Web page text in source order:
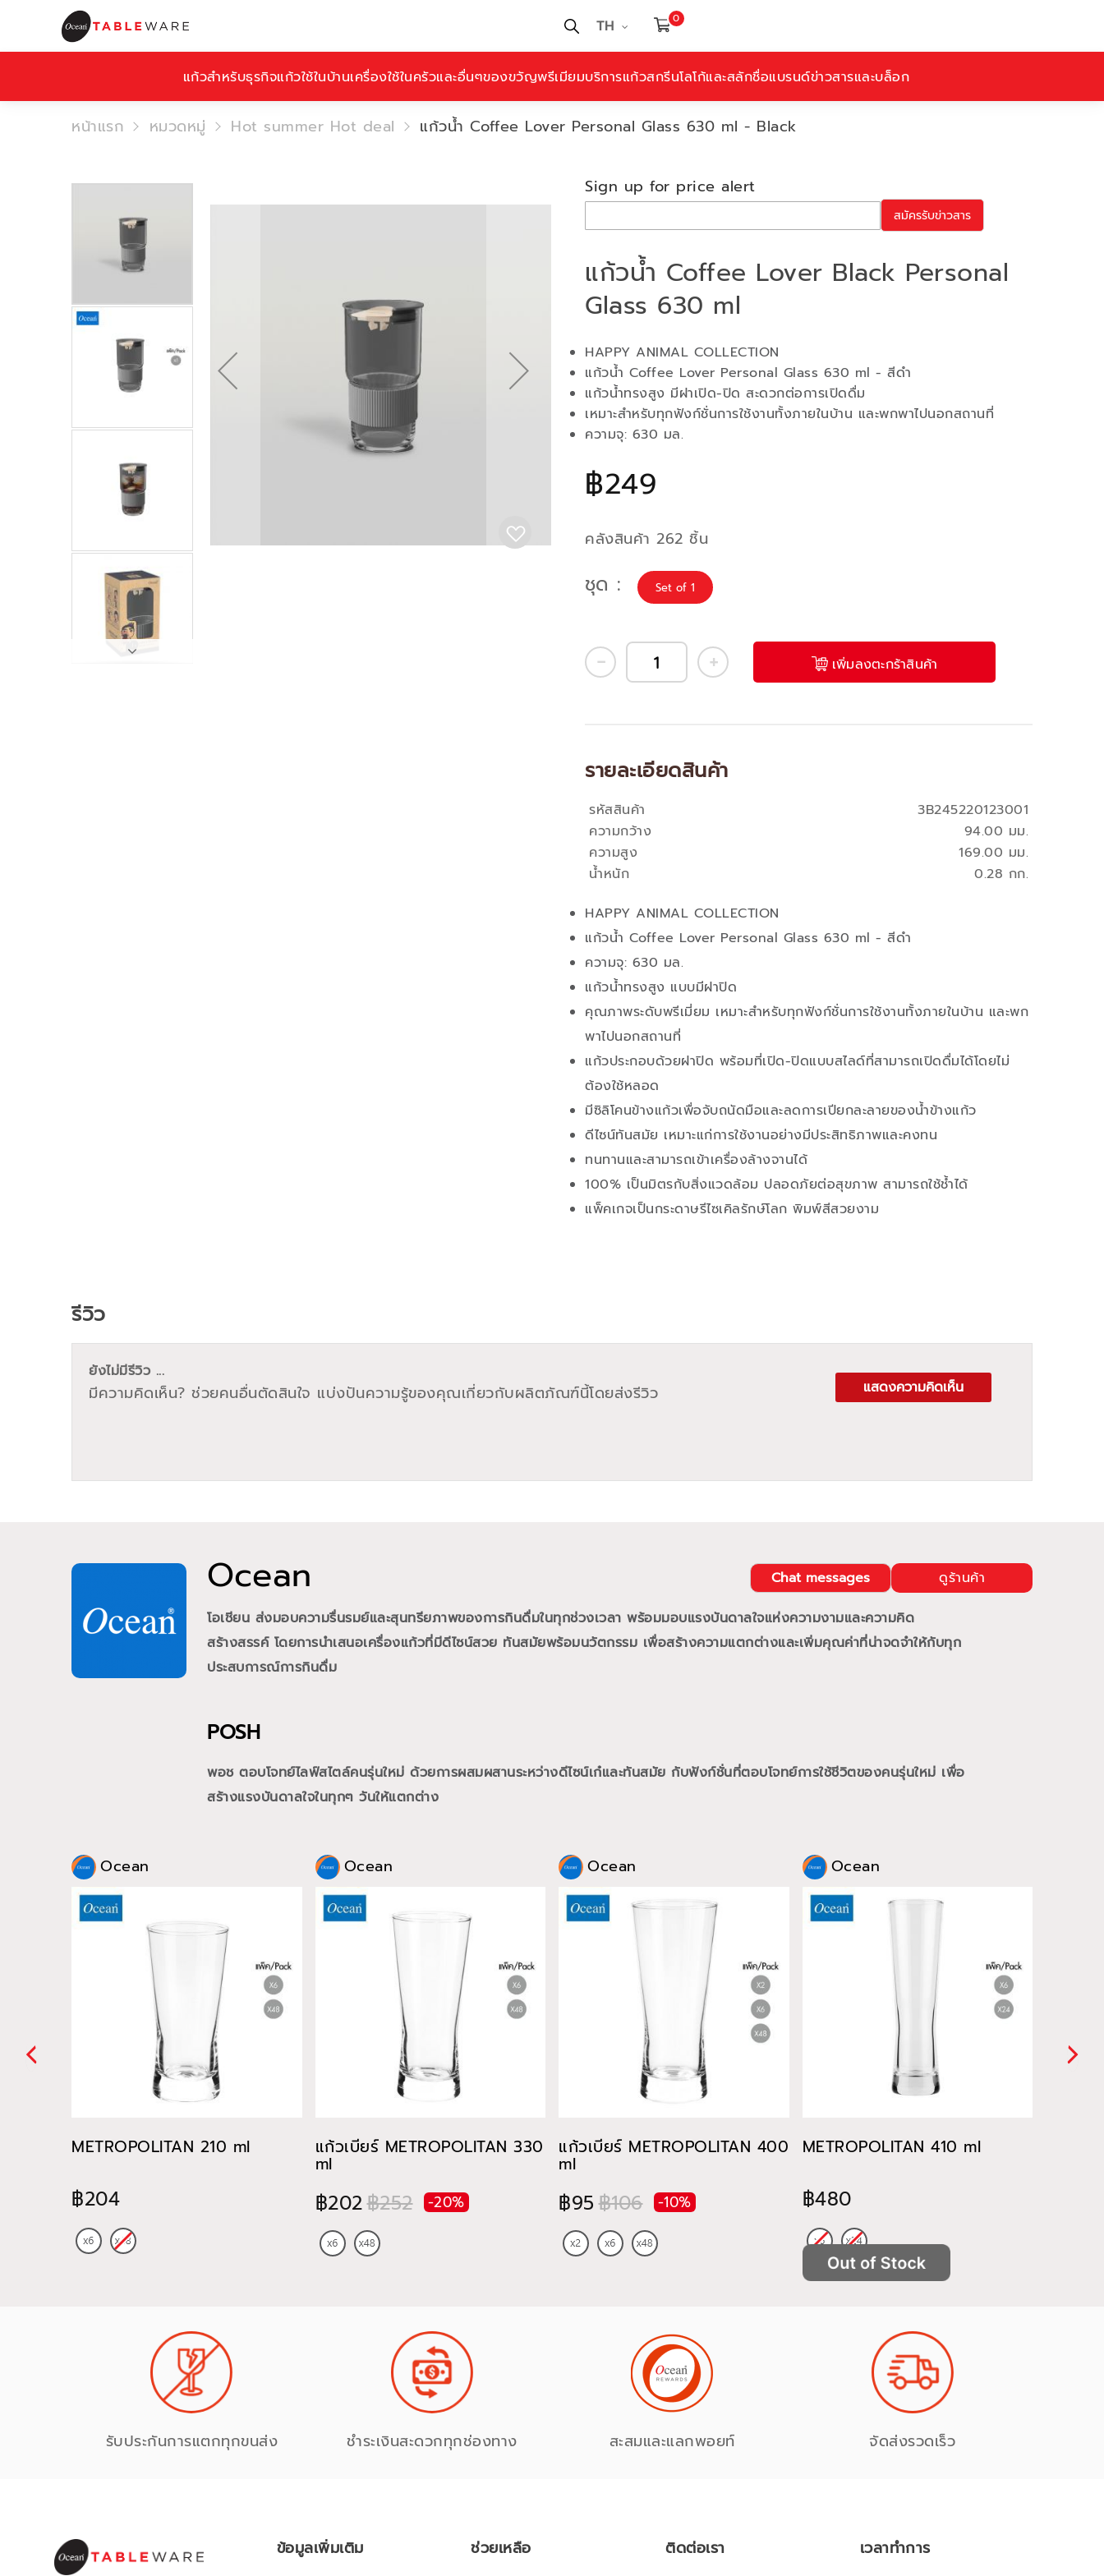
TH 0
แก้วสำหรับธุรกิจแก้วใช้ในบ้านเครื่องใช้ในครัวและอื่นๆของขวัญพรีเมียมบริการแก้วสกรีนโลโก้และสลักชื่อแบรนด์ข่าวสารและบล็อก
หน้าแรก หมวดหมู่ Hot summer Hot deal แก้วน้ำ Coffee Lover Personal Glass 630 ml - Black
แก้วน้ำ Coffee Lover Black Personal
Glass 630 ml
฿249
คลังสินค้า 262 ชิ้น
HAPPY ANIMAL COLLECTION
แก้วน้ำ Coffee Lover Personal Glass 630 ml - สีดำ
แก้วน้ำทรงสูง มีฝาเปิด-ปิด สะดวกต่อการเปิดดื่ม
เหมาะสำหรับทุกฟังก์ชั่นการใช้งานทั้งภายในบ้าน และพกพาไปนอกสถานที่
ความจุ: 630 มล.
Sign up for price alert
สมัครรับข่าวสาร
ชุด Set of 1
เพิ่มลงตะกร้าสินค้า
HAPPY ANIMAL COLLECTION
แก้วน้ำ Coffee Lover Personal Glass 630 ml - สีดำ
ความจุ: 630 มล.
แก้วน้ำทรงสูง แบบมีฝาปิด
คุณภาพระดับพรีเมี่ยม เหมาะสำหรับทุกฟังก์ชั่นการใช้งานทั้งภายในบ้าน และพก
พาไปนอกสถานที่
แก้วประกอบด้วยฝาปิด พร้อมที่เปิด-ปิดแบบสไลด์ที่สามารถเปิดดื่มได้โดยไม่
ต้องใช้หลอด
มีซิลิโคนข้างแก้วเพื่อจับถนัดมือและลดการเปียกละลายของน้ำข้างแก้ว
ดีไซน์ทันสมัย เหมาะแก่การใช้งานอย่างมีประสิทธิภาพและคงทน
ทนทานและสามารถเข้าเครื่องล้างจานได้
100% เป็นมิตรกับสิ่งแวดล้อม ปลอดภัยต่อสุขภาพ สามารถใช้ช้ำได้
แพ็คเกจเป็นกระดาษรีไซเคิลรักษ์โลก พิมพ์สีสวยงาม
รายละเอียดสินค้า
คุณสมบัติ
ความสูง 169.00 มม.
รหัสสินค้า 3B245220123001
น้ำหนัก 0.28 กก.
ความกว้าง 94.00 มม.
Ocean ดูร้านค้า
Chat messages
โอเชียน ส่งมอบความรื่นรมย์และสุนทรียภาพของการกินดื่มในทุกช่วงเวลา พร้อมมอบแรงบันดาลใจแห่งความงามและความคิด
สร้างสรรค์ โดยการนำเสนอเครื่องแก้วที่มีดีไซน์สวย ทันสมัยพร้อมนวัตกรรม เพื่อสร้างความแตกต่างและเพิ่มคุณค่าที่น่าจดจำให้กับทุก
ประสบการณ์การกินดื่ม
POSH
พอช ตอบโจทย์ไลฟ์สไตล์คนรุ่นใหม่ ด้วยการผสมผสานระหว่างดีไซน์เก๋และทันสมัย กับฟังก์ชั่นที่ตอบโจทย์การใช้ชีวิตของคนรุ่นใหม่ เพื่อ
สร้างแรงบันดาลใจในทุกๆ วันให้แตกต่าง
Ocean
METROPOLITAN 210 ml
฿204
Ocean
แก้วเบียร์ METROPOLITAN 330
ml
฿202฿252 -20%
Ocean
แก้วเบียร์ METROPOLITAN 400
ml
฿95฿106 -10%
Ocean
METROPOLITAN 410 ml
฿480
รีวิว
ยังไม่มีรีวิว ...
มีความคิดเห็น? ช่วยคนอื่นตัดสินใจ แบ่งปันความรู้ของคุณเกี่ยวกับผลิตภัณฑ์นี้โดยส่งรีวิว แสดงความคิดเห็น
รับประกันการแตกทุกขนส่ง ชำระเงินสะดวกทุกช่องทาง สะสมและแลกพอยท์ จัดส่งรวดเร็ว
ข้อมูลเพิ่มเติม ช่วยเหลือ ติดต่อเรา เวลาทำการ